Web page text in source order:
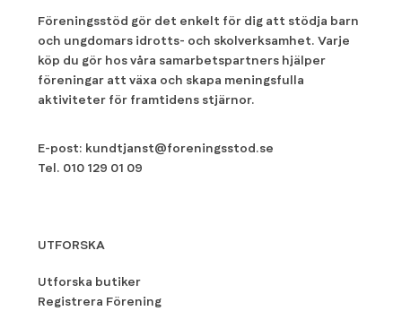
Föreningsstöd gör det enkelt för dig att stödja barn
och ungdomars idrotts- och skolverksamhet. Varje
köp du gör hos våra samarbetspartners hjälper
föreningar att växa och skapa meningsfulla
aktiviteter för framtidens stjärnor.
E-post: kundtjanst@foreningsstod.se
Tel. 010 129 01 09
UTFORSKA
Utforska butiker
Registrera Förening